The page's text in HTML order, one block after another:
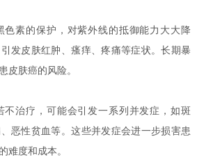
素的保护，对紫外线的抵御能力大大降
发皮肤红肿、瘙痒、疼痛等症状。长期暴
皮肤癌的风险。
治疗，可能会引发一系列并发症，如斑
恶性贫血等。这些并发症会进一步损害患
难度和成本。